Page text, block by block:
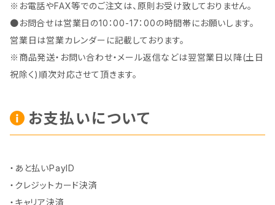
※お電話やFAX等でのご注文は、原則お受け致しておりません。
●お問合せは営業日の10：00-17：00の時間帯にお願いします。
営業日は営業カレンダーに記載しております。
※商品発送・お問い合わせ・メール返信などは翌営業日以降(土日
祝除く)順次対応させて頂きます。
お支払いについて
・あと払いPayID
・クレジットカード決済
・キャリア決済